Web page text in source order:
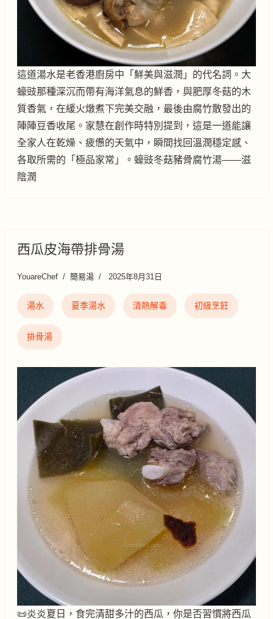
這道湯水是老香港廚房中「鮮美與滋潤」的代名詞。大
蠔豉那種深沉而帶有海洋氣息的鮮香，與肥厚冬菇的木
質香氣，在緩火燉煮下完美交融，最後由腐竹散發出的
陣陣豆香收尾。家慧在創作時特別提到，這是一道能讓
全家人在乾燥、疲憊的天氣中，瞬間找回溫潤穩定感、
各取所需的「極品家常」。蠔豉冬菇豬骨腐竹湯——滋
陰潤
西瓜皮海帶排骨湯
YouareChef 簡易湯 2025年8月31日
湯水 夏季湯水 清熱解毒 初級烹飪
排骨湯
📜炎炎夏日，食完清甜多汁的西瓜，你是否習慣將西瓜